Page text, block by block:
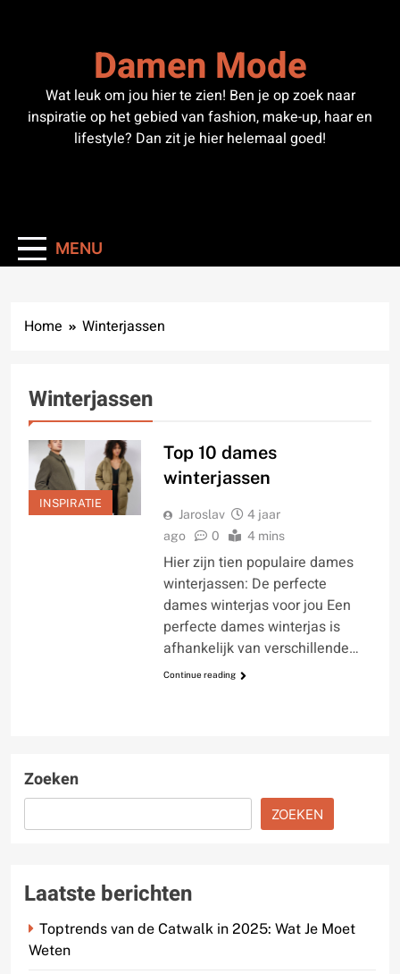
Damen Mode
Wat leuk om jou hier te zien! Ben je op zoek naar
inspiratie op het gebied van fashion, make-up, haar en
lifestyle? Dan zit je hier helemaal goed!
MENU
Home Winterjassen
Winterjassen
INSPIRATIE
Top 10 dames
winterjassen
Jaroslav
4 jaar
ago
0 4 mins
Hier zijn tien populaire dames
winterjassen: De perfecte
dames winterjas voor jou Een
perfecte dames winterjas is
afhankelijk van verschillende…
Continue reading
Zoeken
ZOEKEN
Laatste berichten
Toptrends van de Catwalk in 2025: Wat Je Moet
Weten